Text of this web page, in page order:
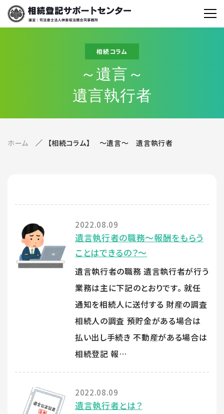
相続コラム
～遺言～
遺言執行者
ホーム 【相続コラム】 ～遺言～ 遺言執行者
2022.08.09
遺言執行者の職務～報酬をもらう
ことはできるの？～
遺言執行者の職務 遺言執行者が行う
業務は主に下記のとおりです。 就任
通知を相続人に送付する 財産の調査
相続人の調査 預貯金がある場合は
払い出し手続き 不動産がある場合は
相続登記 報…
2022.08.09
遺言執行者とは？